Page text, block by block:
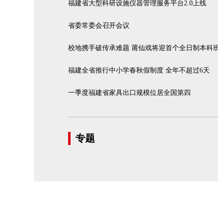
福建省大型科研设施仪器管理服务平台2.0上线
省委常委会召开会议
校地携手破传承难题 莆仙戏将迎首个全日制本科
福建全省推行中小学春秋假制度 全年不超过6天
一季度福建省家具出口规模位居全国第四
专题